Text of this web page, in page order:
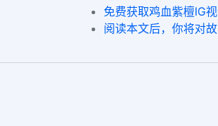
免费获取鸡血紫檀IG
阅读本文后，你将对